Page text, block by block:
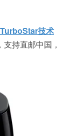
技术
持直邮中国，